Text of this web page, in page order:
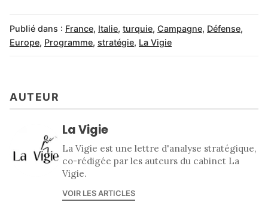
Publié dans : France, Italie, turquie, Campagne, Défense,
Europe, Programme, stratégie, La Vigie
AUTEUR
La Vigie
La Vigie est une lettre d'analyse stratégique,
co-rédigée par les auteurs du cabinet La
Vigie.
VOIR LES ARTICLES